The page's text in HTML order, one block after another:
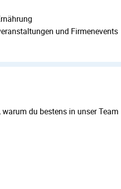
und Firmenevents
du bestens in unser